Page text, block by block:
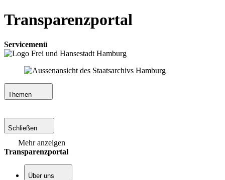
Transparenzportal
Servicemenü
Themen
Schließen
Mehr anzeigen
Transparenzportal
Über uns